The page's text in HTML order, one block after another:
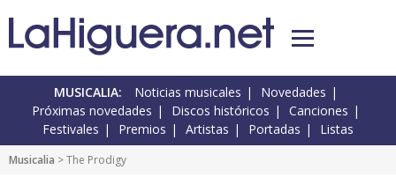
MUSICALIA: Noticias musicales
Novedades
Próximas novedades
Discos históricos
Canciones
Festivales
Premios Artistas Portadas Listas
Musicalia > The Prodigy